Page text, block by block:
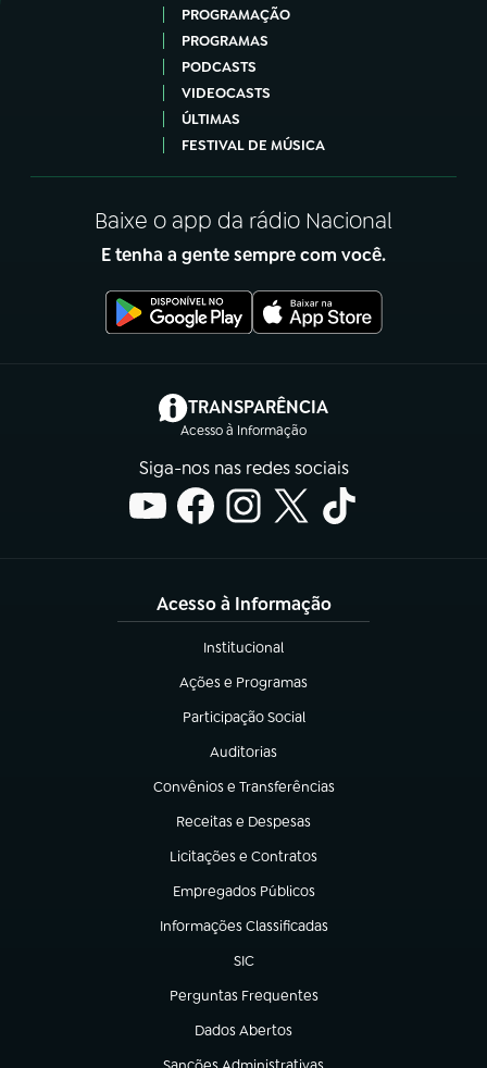
PROGRAMAÇÃO
PROGRAMAS
PODCASTS
VIDEOCASTS
ÚLTIMAS
FESTIVAL DE MÚSICA
Baixe o app da rádio Nacional
E tenha a gente sempre com você.
TRANSPARÊNCIA
Acesso à Informação
(abre em nova aba)
Siga-nos nas redes sociais
Acesso à Informação
Institucional
(abre em nova aba)
Ações e Programas
(abre em nova aba)
Participação Social
(abre em nova aba)
Auditorias
(abre em nova aba)
Convênios e Transferências
(abre em nova aba)
Receitas e Despesas
(abre em nova aba)
Licitações e Contratos
(abre em nova aba)
Empregados Públicos
(abre em nova aba)
Informações Classificadas
(abre em nova aba)
SIC
(abre em nova aba)
Perguntas Frequentes
(abre em nova aba)
Dados Abertos
(abre em nova aba)